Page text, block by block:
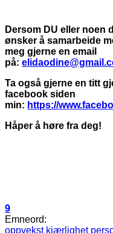
Dersom DU eller noen
ønsker å samarbeide
meg gjerne en email
på:
Ta også gjerne en titt
facebook siden
min: https://
Håper å høre fra deg!
9
Emneord:
oppvekst kjærlighet